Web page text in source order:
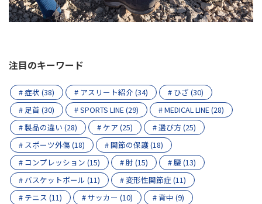
注目のキーワード
# 症状 (38) # アスリート紹介 (34)
# ひざ (30)
# 足首 (30)
# SPORTS LINE (29)
# MEDICAL LINE (28)
# 製品の違い (28)
# ケア (25)
# 選び方 (25)
# スポーツ外傷 (18)
# 関節の保護 (18)
# コンプレッション (15)
# 肘 (15)
# 腰 (13)
# バスケットボール (11)
# 変形性関節症 (11)
# テニス (11)
# サッカー (10)
# 背中 (9)